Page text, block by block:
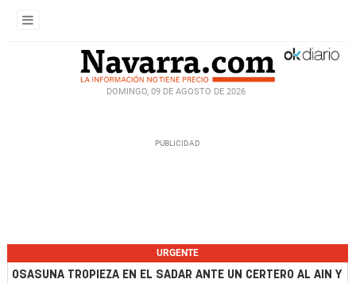
DOMINGO, 09 DE AGOSTO DE 2026
URGENTE
OSASUNA TROPIEZA EN EL SADAR ANTE UN CERTERO AL AIN Y